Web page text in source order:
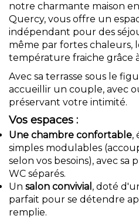
notre charmante maison
Quercy, vous offre un
indépendant pour des
même par fortes chaleurs,
température fraiche grâce
Avec sa terrasse sous le
accueillir un couple, avec
préservant votre intimité.
Vos espaces :
Une chambre confortable,
simples modulables
selon vos besoins), avec sa
WC séparés.
Un salon convivial , doté
parfait pour se détendre
remplie.